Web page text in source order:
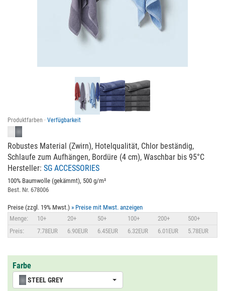
Produktfarben · Verfügbarkeit
Robustes Material (Zwirn), Hotelqualität, Chlor beständig,
Schlaufe zum Aufhängen, Bordüre (4 cm), Waschbar bis 95°C
Hersteller: SG ACCESSORIES
100% Baumwolle (gekämmt), 500 g/m²
Best. Nr. 678006
Preise (zzgl. 19% Mwst.) » Preise mit Mwst. anzeigen
Menge:
10+ 20+ 50+ 100+ 200+
500+
Preis:
7.78EUR 6.90EUR 6.45EUR 6.32EUR 6.01EUR 5.78EUR
Farbe
STEEL GREY